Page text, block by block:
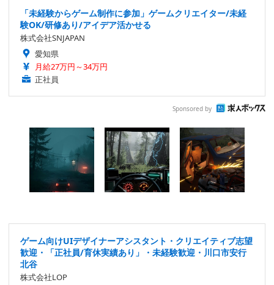
「未経験からゲーム制作に参加」ゲームクリエイター/未経
験OK/研修あり/アイデア活かせる
株式会社SNJAPAN
愛知県
月給27万円～34万円
正社員
Sponsored by
ゲーム向けUIデザイナーアシスタント・クリエイティブ志望
歓迎・「正社員/育休実績あり」・未経験歓迎・川口市安行
北谷
株式会社LOP